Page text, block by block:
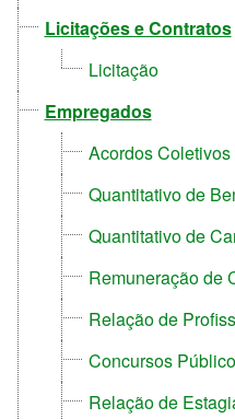
Licitações e Contratos
Licitação
Empregados
Acordos Coletivos
Quantitativo de
Quantitativo de
Remuneração de
Relação de
Concursos
Relação de